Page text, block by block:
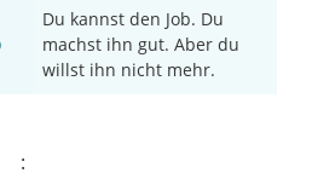
Du kannst den Job. Du
machst ihn gut. Aber du
willst ihn nicht mehr.
: